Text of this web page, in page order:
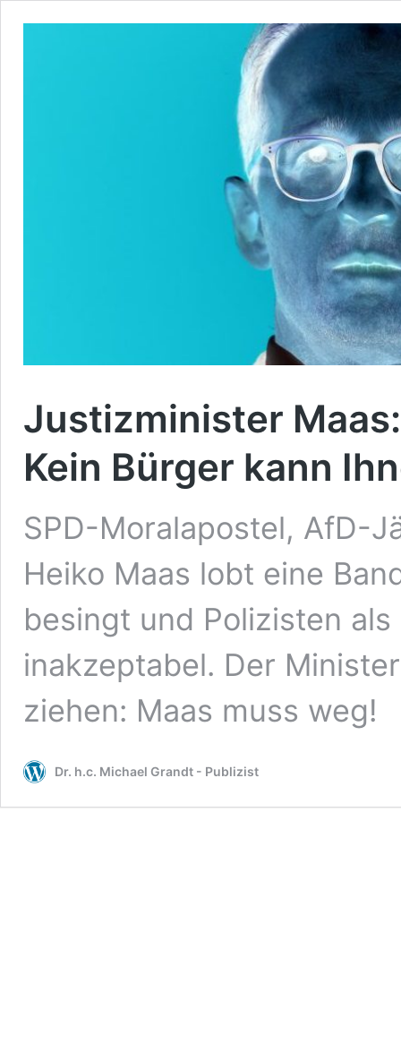
Justizminister
Kein Bürger kann
SPD-Moralapostel, AfD-
Heiko Maas lobt eine
besingt und Polizisten
inakzeptabel. Der
ziehen: Maas muss weg!
Dr. h.c. Michael Grandt - Publizist